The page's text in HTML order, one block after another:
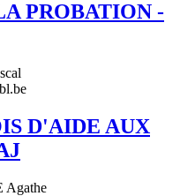
PROBATION -
D'AIDE AUX
Agathe